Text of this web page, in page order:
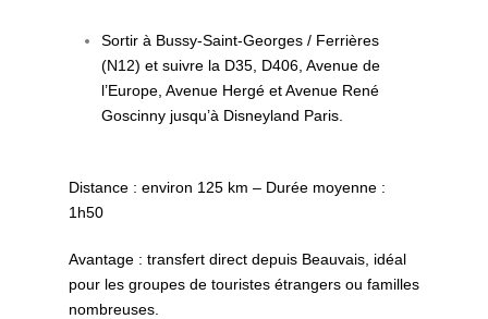
Sortir à Bussy-Saint-Georges / Ferrières
(N12) et suivre la D35, D406, Avenue de
l’Europe, Avenue Hergé et Avenue René
Goscinny jusqu’à Disneyland Paris.
Distance : environ 125 km – Durée moyenne :
1h50
Avantage : transfert direct depuis Beauvais, idéal
pour les groupes de touristes étrangers ou familles
nombreuses.